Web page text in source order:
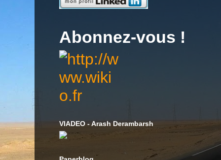
Abonnez-vous !
VIADEO - Arash Derambarsh